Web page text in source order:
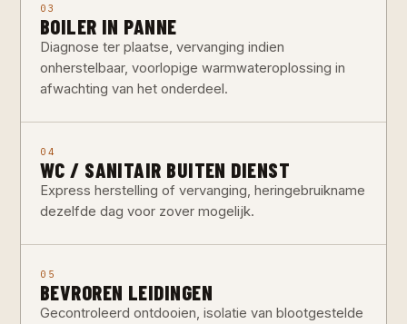
03
BOILER IN PANNE
Diagnose ter plaatse, vervanging indien
onherstelbaar, voorlopige warmwateroplossing in
afwachting van het onderdeel.
04
WC / SANITAIR BUITEN DIENST
Express herstelling of vervanging, heringebruikname
dezelfde dag voor zover mogelijk.
05
BEVROREN LEIDINGEN
Gecontroleerd ontdooien, isolatie van blootgestelde